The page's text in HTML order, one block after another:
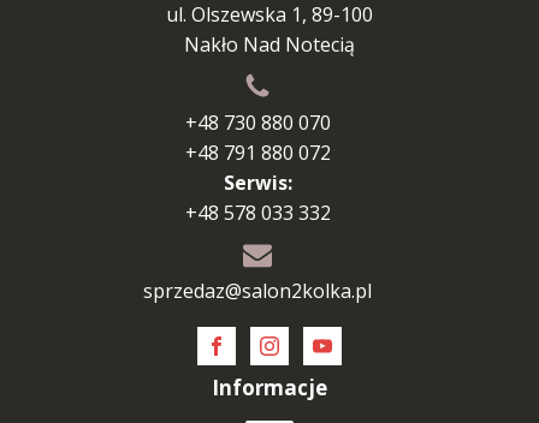
ul. Olszewska 1, 89-100
Nakło Nad Notecią
+48 730 880 070
+48 791 880 072
Serwis:
+48 578 033 332
sprzedaz@salon2kolka.pl
Informacje